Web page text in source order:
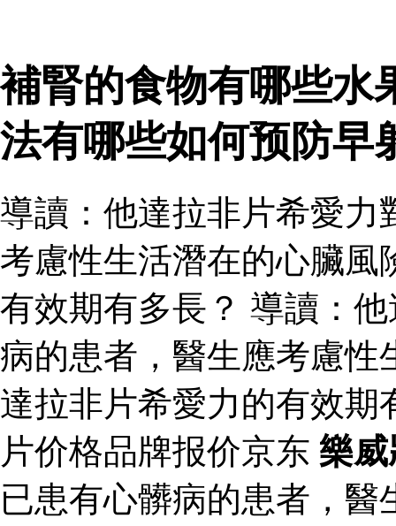
補腎的食物有哪些水
法有哪些如何预防早
導讀：他達拉非片希愛力
考慮性生活潛在的心臟風
有效期有多長？ 導讀：
病的患者，醫生應考慮性
達拉非片希愛力的有效期
片价格品牌报价京东 樂威
已患有心髒病的患者，